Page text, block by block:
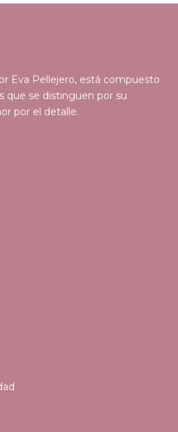
Eva Pellejero, está compuesto
que se distinguen por su
por el detalle.